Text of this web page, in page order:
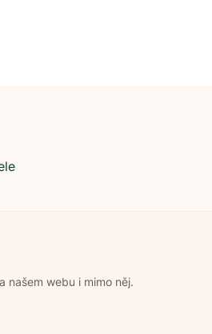
našem webu i mimo něj.